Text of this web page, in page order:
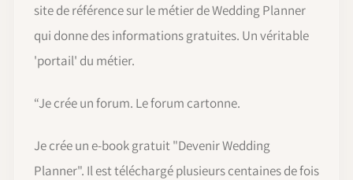
site de référence sur le métier de Wedding Planner
qui donne des informations gratuites. Un véritable
'portail' du métier.
“Je crée un forum. Le forum cartonne.
Je crée un e-book gratuit "Devenir Wedding
Planner". Il est téléchargé plusieurs centaines de fois